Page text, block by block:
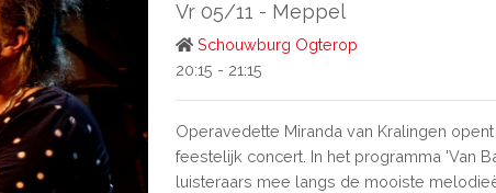
Vr 05/11 - Meppel
Schouwburg Ogterop
20:15 - 21:15
Operavedette Miranda van Kralingen
feestelijk concert. In het programma 'Van
luisteraars mee langs de mooiste